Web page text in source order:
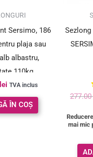
Sersimo, 186
plaja sau
albastru,
110kg
lei TVA inclus
ÎN COȘ
277.00
mai mic